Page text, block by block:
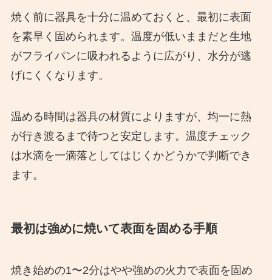
焼く前に器具を十分に温めておくと、最初に表面
を素早く固められます。温度が低いままだと生地
がフライパンに吸われるように広がり、水分が逃
げにくくなります。
温める時間は器具の材質によりますが、均一に熱
が行き渡るまで待つと安定します。温度チェック
は水滴を一滴落としてはじくかどうかで判断でき
ます。
最初は強めに焼いて表面を固める手順
焼き始めの1〜2分はやや強めの火力で表面を固め